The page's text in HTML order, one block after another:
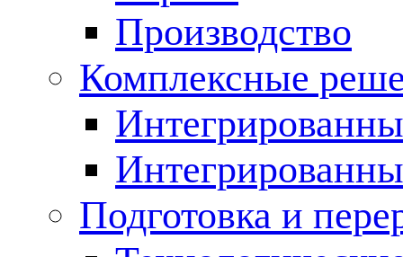
Производство
Комплексные
Подготовка и